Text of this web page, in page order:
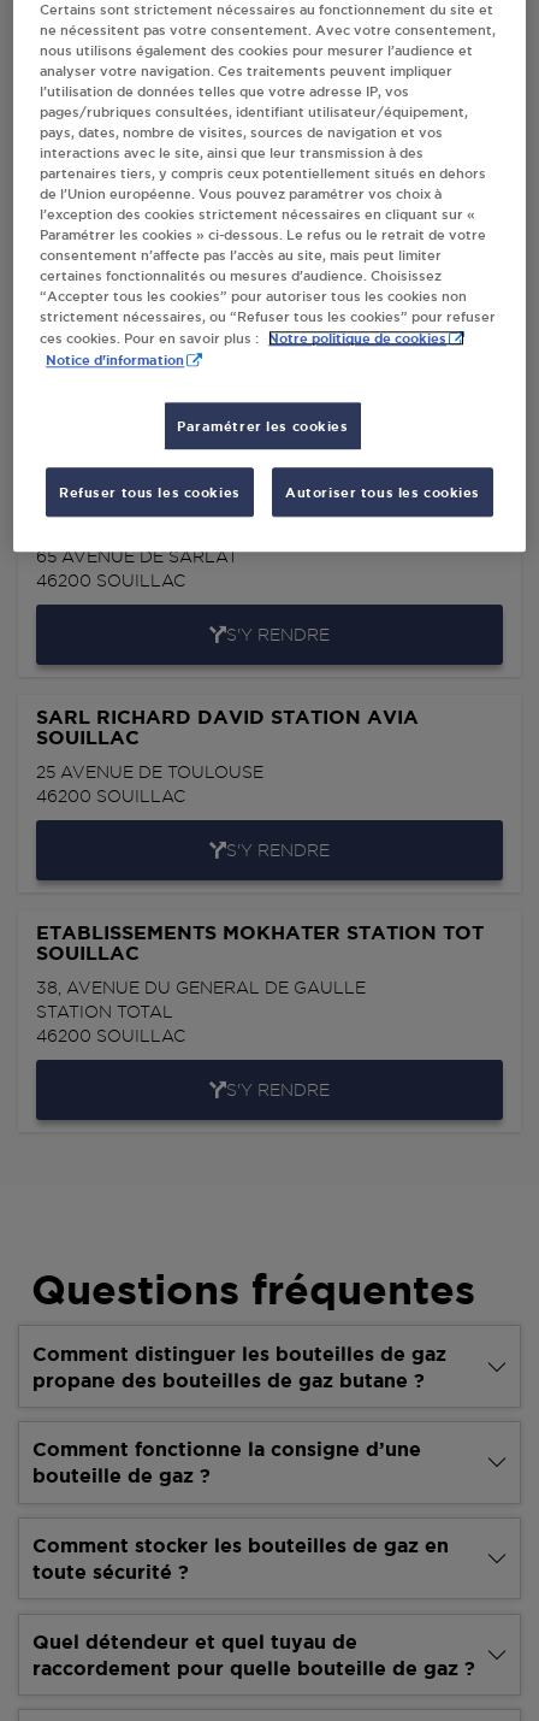
Villes
BRICO LECLERC DISTRIBUTI SOUILLAC
ROUTE DE SARLAT
CENTRE LECLERC 98 1794440 4A02
46200SOUILLAC
S'Y RENDRE
POINT VERT SOUILLAC
ROUTE DE SARLAT
PROLIDIS SA SOUILLAC
65 AVENUE DE SARLAT
46200 SOUILLAC
S'Y RENDRE
SARL RICHARD DAVID STATION AVIA
SOUILLAC
25 AVENUE DE TOULOUSE
46200 SOUILLAC
S'Y RENDRE
ETABLISSEMENTS MOKHATER STATION TOT
SOUILLAC
38, AVENUE DU GENERAL DE GAULLE
STATION TOTAL
46200 SOUILLAC
S'Y RENDRE
Questions fréquentes
Comment distinguer les bouteilles de gaz
propane des bouteilles de gaz butane ?
Comment fonctionne la consigne d’une
bouteille de gaz ?
Comment stocker les bouteilles de gaz en
toute sécurité ?
Quel détendeur et quel tuyau de
raccordement pour quelle bouteille de gaz ?
Certains sont strictement nécessaires au fonctionnement du site et
ne nécessitent pas votre consentement. Avec votre consentement,
nous utilisons également des cookies pour mesurer l’audience et
analyser votre navigation. Ces traitements peuvent impliquer
l’utilisation de données telles que votre adresse IP, vos
pages/rubriques consultées, identifiant utilisateur/équipement,
pays, dates, nombre de visites, sources de navigation et vos
interactions avec le site, ainsi que leur transmission à des
partenaires tiers, y compris ceux potentiellement situés en dehors
de l’Union européenne. Vous pouvez paramétrer vos choix à
l’exception des cookies strictement nécessaires en cliquant sur «
Paramétrer les cookies » ci-dessous. Le refus ou le retrait de votre
consentement n’affecte pas l’accès au site, mais peut limiter
certaines fonctionnalités ou mesures d’audience. Choisissez
“Accepter tous les cookies” pour autoriser tous les cookies non
strictement nécessaires, ou “Refuser tous les cookies” pour refuser
ces cookies. Pour en savoir plus :
Notre politique de cookies
Notice d'information
Paramétrer les cookies
Refuser tous les cookies Autoriser tous les cookies